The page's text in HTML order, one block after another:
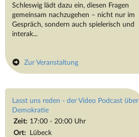
Schleswig lädt dazu ein, diesen Fragen
gemeinsam nachzugehen – nicht nur im
Gespräch, sondern auch spielerisch und
interak...
Zur Veranstaltung
Lasst uns reden - der Video Podcast über
Demokratie
Zeit: 17:00 - 20:00 Uhr
Ort: Lübeck